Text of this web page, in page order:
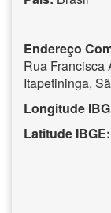
Endereço
Rua Francisca
Itapetininga,
Longitude
Latitude IBGE: